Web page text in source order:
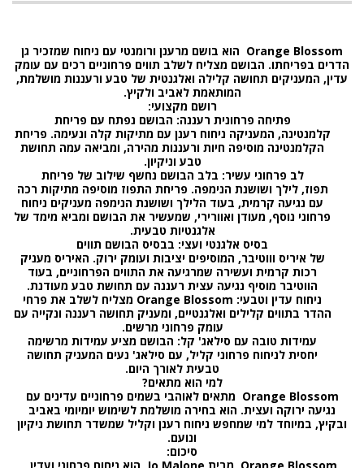
Orange Blossom הוא בושם מרענן ורומנטי עם ניחוח שמזכיר גן
הדרים בפריחתו. הבושם מצליח לשלב תווים פרחוניים רכים עם עומק
עדין, המעניקים תחושה קלילה ואלגנטית של טבע ורעננות מושלמת,
המותאמת לאביב ולקיץ.
רושם מקצועי:
פתיחה פרחונית רעננה: הבושם נפתח עם פריחת
קלמנטינה, המעניקה ניחוח רענן עם מתיקות קלה ונעימה. פריחת
הקלמנטינה מוסיפה חיות ורעננות מהירה, ומביאה עמה תחושת
טבע וניקיון.
לב פרחוני עשיר: בלב הבושם נחשף שילוב של פריחת
תפוז,לילך ושושנת הנימפה. פריחת התפוז מוסיפה מתיקות רכה
עם נגיעה קרמית, בעוד הלילך ושושנת הנימפה מעניקים ניחוח
פרחוני נוסף, מעודן ואוורירי, שמעשיר את הבושם ומביא מימד של
אלגנטיות טבעית.
בסיס אלגנטי ועצי: בבסיס הבושם תווים
של איריס וווטיבר, המוסיפים יציבות ועומק ירוק. האיריס מעניק
רכות קרמית ועשירה שמרגיעה את התווים הפרחוניים, בעוד
הווטיבר מוסיף נגיעה עצית רעננה עם תחושת טבע מעודנת.
ניחוח עדין וטבעי: Orange Blossom
מצליח לשלב את פרחי
ההדר בתווים קלילים ואלגנטיים, ומעניק תחושה רעננה ונקייה עם
עומק פרחוני מרשים.
עמידות טובה עם סילאג' קל: הבושם מציע עמידות מרשימה
יחסית לניחוח פרחוני קליל, עם סילאג' נעים המעניק תחושה
טבעית לאורך היום.
למי הוא מתאים?
Orange Blossom מתאים לאוהבי בשמים פרחוניים עדינים עם
נגיעה ירוקה ועצית. הוא בחירה מושלמת לשימוש יומיומי באביב
ובקיץ, במיוחד למי שמחפש ניחוח רענן וקליל שמשדר תחושת ניקיון
ונועם.
סיכום: